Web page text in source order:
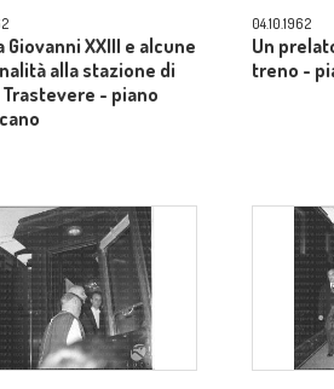
Giovanni XXIII e alcune
alla stazione di
Trastevere - piano
04.10.1962
Un
treno -